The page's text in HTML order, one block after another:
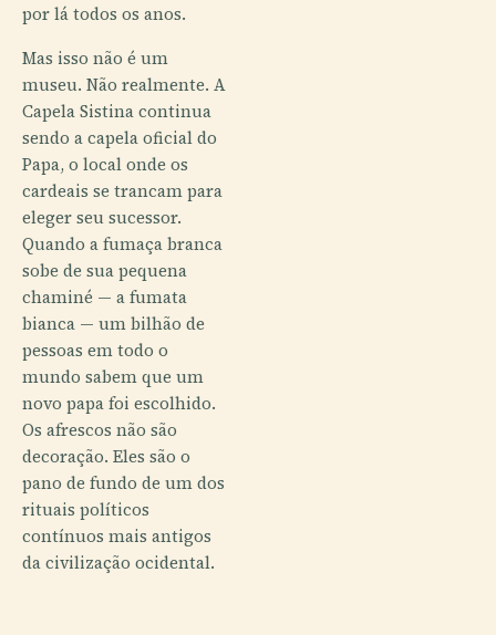
por lá todos os anos.
Mas isso não é um
museu. Não realmente. A
Capela Sistina continua
sendo a capela oficial do
Papa, o local onde os
cardeais se trancam para
eleger seu sucessor.
Quando a fumaça branca
sobe de sua pequena
chaminé — a fumata
bianca — um bilhão de
pessoas em todo o
mundo sabem que um
novo papa foi escolhido.
Os afrescos não são
decoração. Eles são o
pano de fundo de um dos
rituais políticos
contínuos mais antigos
da civilização ocidental.